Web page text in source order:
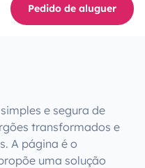
Pedido de aluguer
e segura de
transformados e
A página é o
uma solução